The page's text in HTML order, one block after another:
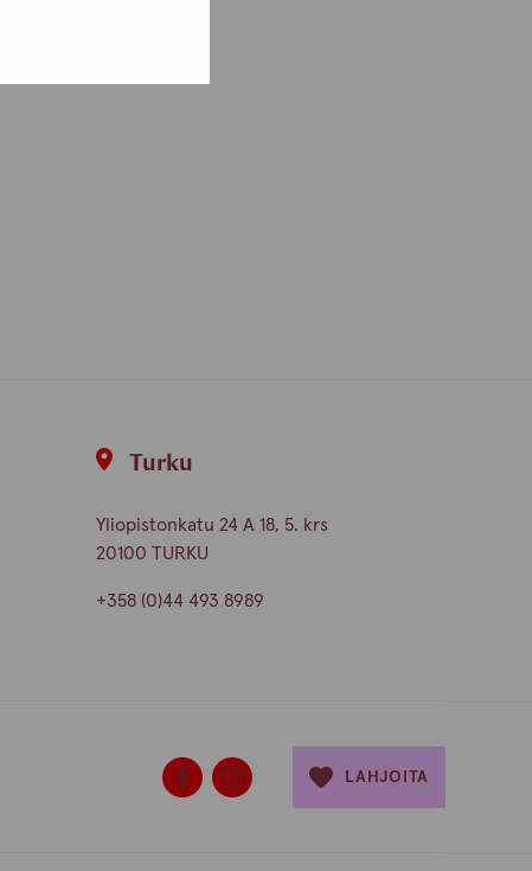
Turku
Yliopistonkatu 24 A 18, 5. krs
20100 TURKU
+358 (0)44 493 8989
LAHJOITA